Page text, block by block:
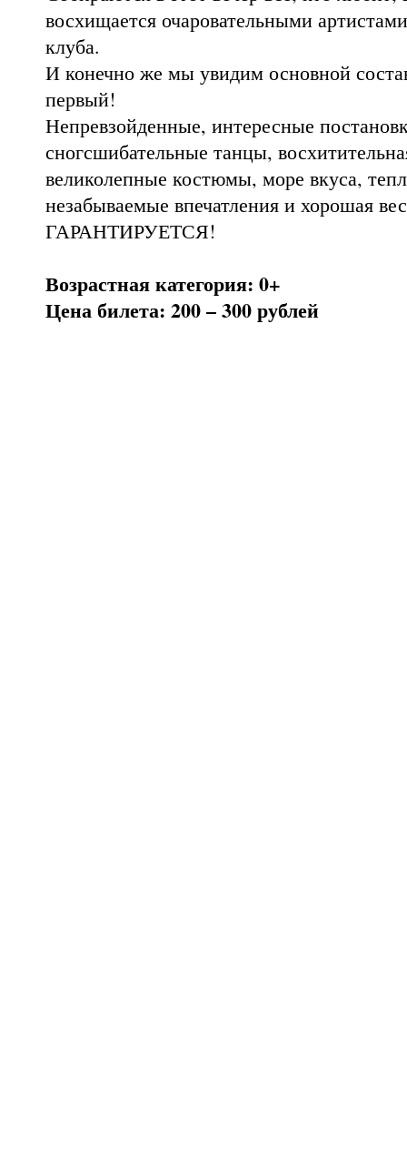
восхищается очаровательными
клуба.
И конечно же мы увидим основной
первый!
Непревзойденные, интересные
сногсшибательные танцы,
великолепные костюмы, море вкуса,
незабываемые впечатления и хорошая
ГАРАНТИРУЕТСЯ!
Возрастная категория: 0+
Цена билета: 200 – 300 рублей